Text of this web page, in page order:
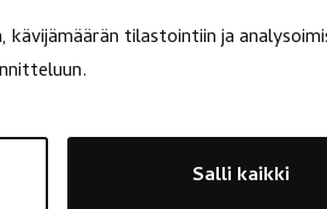
tilastointiin ja
Salli kaikki